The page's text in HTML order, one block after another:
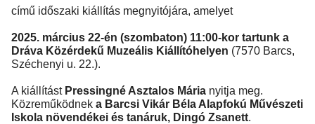
című időszaki kiállítás megnyitójára, amelyet
2025. március 22-én (szombaton) 11:00-kor tartunk a
Dráva Közérdekű Muzeális Kiállítóhelyen (7570 Barcs,
Széchenyi u. 22.).
A kiállítástPressingné Asztalos Mária nyitja meg.
Közreműködnek a Barcsi Vikár Béla Alapfokú Művészeti
Iskola növendékei és tanáruk, Dingó Zsanett.